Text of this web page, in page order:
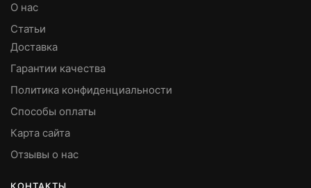
О нас
Статьи
Доставка
Гарантии качества
Политика конфиденциальности
Способы оплаты
Карта сайта
Отзывы о нас